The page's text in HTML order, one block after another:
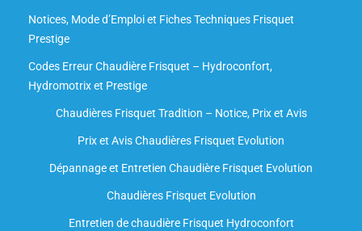
Notices, Mode d’Emploi et Fiches Techniques Frisquet
Prestige
Codes Erreur Chaudière Frisquet – Hydroconfort,
Hydromotrix et Prestige
Chaudières Frisquet Tradition – Notice, Prix et Avis
Prix et Avis Chaudières Frisquet Evolution
Dépannage et Entretien Chaudière Frisquet Evolution​
Chaudières Frisquet Evolution
Entretien de chaudière Frisquet Hydroconfort